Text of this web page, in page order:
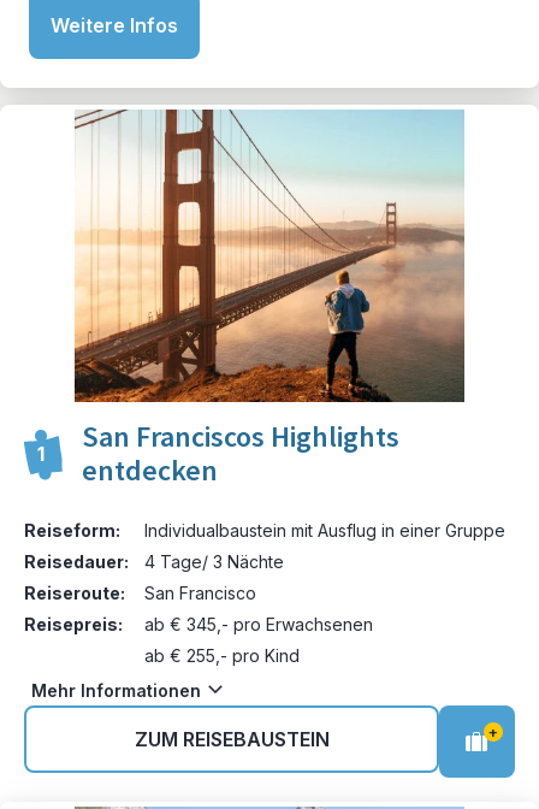
Weitere Infos
1
San Franciscos Highlights
entdecken
Reiseform:
Individualbaustein mit Ausflug in einer Gruppe
Reisedauer:
4 Tage/ 3 Nächte
Reiseroute:
San Francisco
Reisepreis:
ab € 345,- pro Erwachsenen
ab € 255,- pro Kind
Mehr Informationen
ZUM REISEBAUSTEIN +